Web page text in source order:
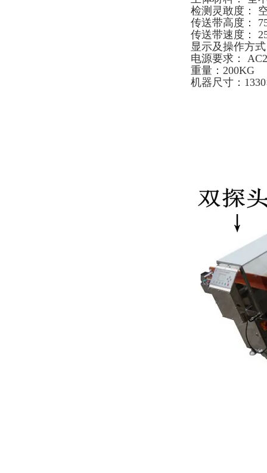
检测灵敢度：
传送带高度：
传送带速度：
显示及操作方
电源要求：
重量：200KG
机器尺寸：